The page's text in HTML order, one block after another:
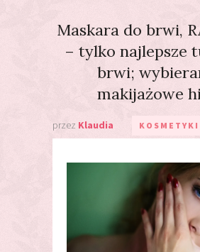
Maskara do brwi,
– tylko najlepsze
brwi;
makijażowe
przez Klaudia KOSMETYKI